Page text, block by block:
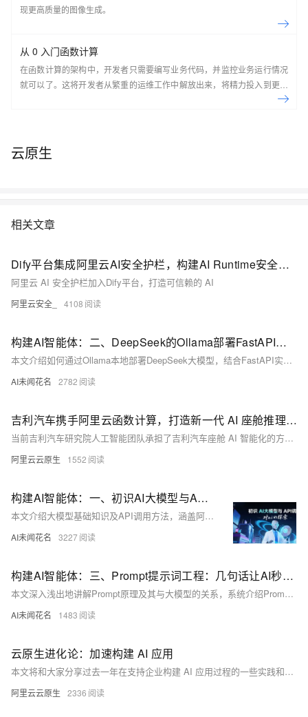
现更高质量的图像生成。
从 0 入门函数计算
在函数计算的架构中，开发者只需要编写业务代码，并监控业务运行情况
就可以了。这将开发者从繁重的运维工作中解放出来，将精力投入到更有
云原生
相关文章
Dify平台集成阿里云AI安全护栏，构建AI Runtime安全防线
阿里云 AI 安全护栏加入Dify平台，打造可信赖的 AI
阿里云安全_ 4108
构建AI智能体：二、DeepSeek的Ollama部署FastAPI封装调用
本文介绍如何通过Ollama本地部署DeepSeek大模型，结合FastAPI实现API接口调用。涵盖Ollama安装、路径迁移、模型下载运行及REST API封装全过程，助力快速构建可扩展的AI应用服务。
AI未闻花名 2782
吉利汽车携手阿里云函数计算，打造新一代 AI 座舱推理引擎
当前吉利汽车研究院人工智能团队承担了吉利汽车座舱 AI 智能化的方案建设，在和阿里云的合作中，基于星睿智算中心 2.0 的 23.5EFLOPS 强大算力，构建 AI 混合云架构，面向百万级用户的实时推理计算引入阿里云函数计算的 Serverless GPU 算力集群，共同为智能座舱的交互和娱乐功能提供大模型推理业务服务，涵盖的场景如针对模糊指令的复杂意图解析、文生图、情感 TTS 等。
阿里云云原生 1552
构建AI智能体：一、初识AI大模型与API调用
本文介绍大模型基础知识及API调用方法，涵盖阿里云百炼平台密钥申请、DashScope SDK使用、Python调用示例（如文本情感分析、图像文字识别），助力开发者快速上手大模型应用开发。
AI未闻花名 3227
构建AI智能体：三、Prompt提示词工程：几句话让AI秒懂你心
本文深入浅出地讲解Prompt原理及其与大模型的关系，系统介绍Prompt的核心要素、编写原则与应用场景，帮助用户通过精准指令提升AI交互效率，释放大模型潜能。
AI未闻花名 1483
云原生进化论：加速构建 AI 应用
本文将和大家分享过去一年在支持企业构建 AI 应用过程的一些实践和思考。
阿里云云原生 2336